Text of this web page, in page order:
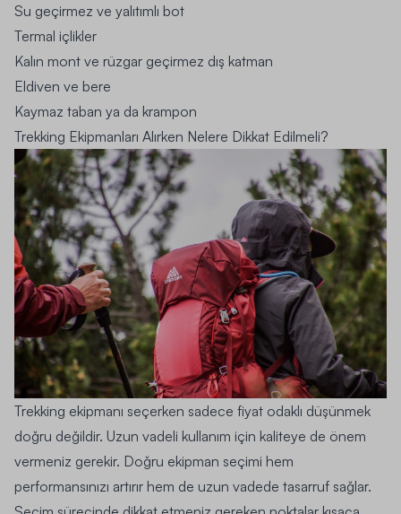
Su geçirmez ve yalıtımlı bot
Termal içlikler
Kalın mont ve rüzgar geçirmez dış katman
Eldiven ve bere
Kaymaz taban ya da krampon
Trekking Ekipmanları Alırken Nelere Dikkat Edilmeli?
Trekking ekipmanı seçerken sadece fiyat odaklı düşünmek
doğru değildir. Uzun vadeli kullanım için kaliteye de önem
vermeniz gerekir. Doğru ekipman seçimi hem
performansınızı artırır hem de uzun vadede tasarruf sağlar.